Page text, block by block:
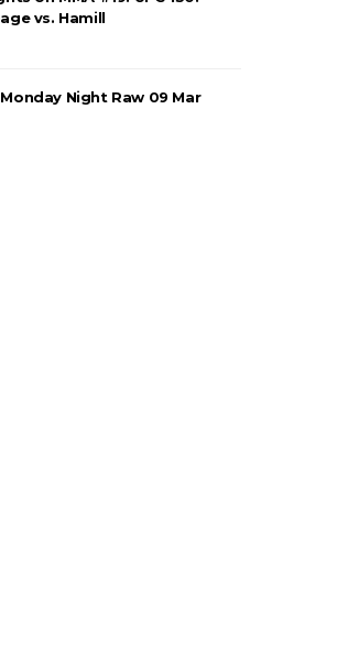
e Young Bucks
Roman Reigns
vs. Hamill
Night Raw 09 Mar